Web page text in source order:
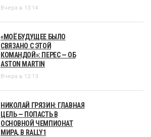
Вчера в 13:14
«МОЁ БУДУЩЕЕ БЫЛО
СВЯЗАНО С ЭТОЙ
КОМАНДОЙ»: ПЕРЕС — ОБ
ASTON MARTIN
Вчера в 12:13
НИКОЛАЙ ГРЯЗИН: ГЛАВНАЯ
ЦЕЛЬ — ПОПАСТЬ В
ОСНОВНОЙ ЧЕМПИОНАТ
МИРА, В RALLY1